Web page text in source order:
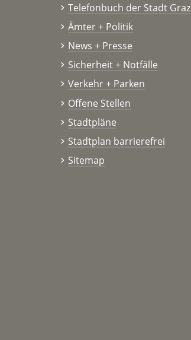
Telefonbuch der Stadt Graz
Ämter + Politik
News + Presse
Sicherheit + Notfälle
Verkehr + Parken
Offene Stellen
Stadtpläne
Stadtplan barrierefrei
Sitemap